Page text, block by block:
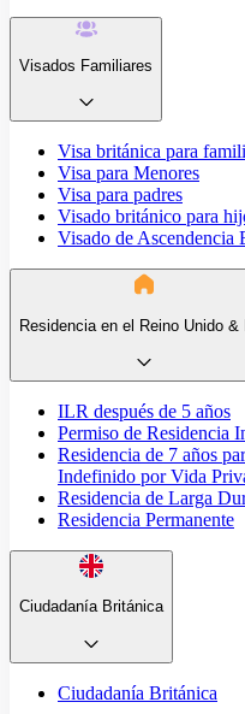
Visados Familiares
Visa británica para
Visa para Menores
Visa para padres
Visado británico para
Visado de Ascendencia
Residencia en el Reino Unido &
ILR después de 5 años
Permiso de Residencia
Residencia de 7 años
Indefinido por Vida
Residencia de Larga
Residencia Permanente
Ciudadanía Británica
Ciudadanía Británica